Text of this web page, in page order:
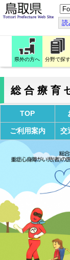
こ
の
ペ
ー
ジ
を
翻
訳
す
読
県外の方へ 分野で探す
総合療育
TOP
ご利用案内 交